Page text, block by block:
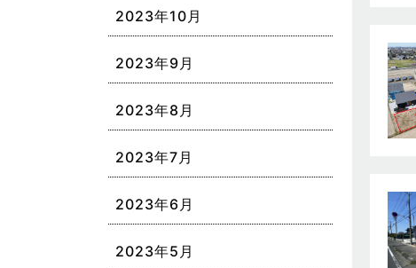
2023年10月
2023年9月
2023年8月
2023年7月
2023年6月
2023年5月